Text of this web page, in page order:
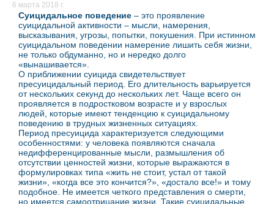
6 марта 2018 г.
Суицидальное поведение – это проявление
суицидальной активности – мысли, намерения,
высказывания, угрозы, попытки, покушения. При истинном
суицидальном поведении намерение лишить себя жизни,
не только обдуманно, но и нередко долго
«вынашивается».
О приближении суицида свидетельствует
пресуицидальный период. Его длительность варьируется
от нескольких секунд до нескольких лет. Чаще всего он
проявляется в подростковом возрасте и у взрослых
людей, которые имеют тенденцию к суицидальному
поведению в трудных жизненных ситуациях.
Период пресуицида характеризуется следующими
особенностями: у человека появляются сначала
недифференцированные мысли, размышления об
отсутствии ценностей жизни, которые выражаются в
формулировках типа «жить не стоит, устал от такой
жизни», «когда все это кончится?», «достало все!» и тому
подобное. Не имеется четкого представления о смерти,
но имеется самоотрицание жизни. Такие суицидальные